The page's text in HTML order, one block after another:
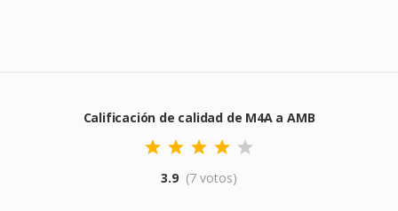
Calificación de calidad de M4A a AMB
3.9 (7 votos)